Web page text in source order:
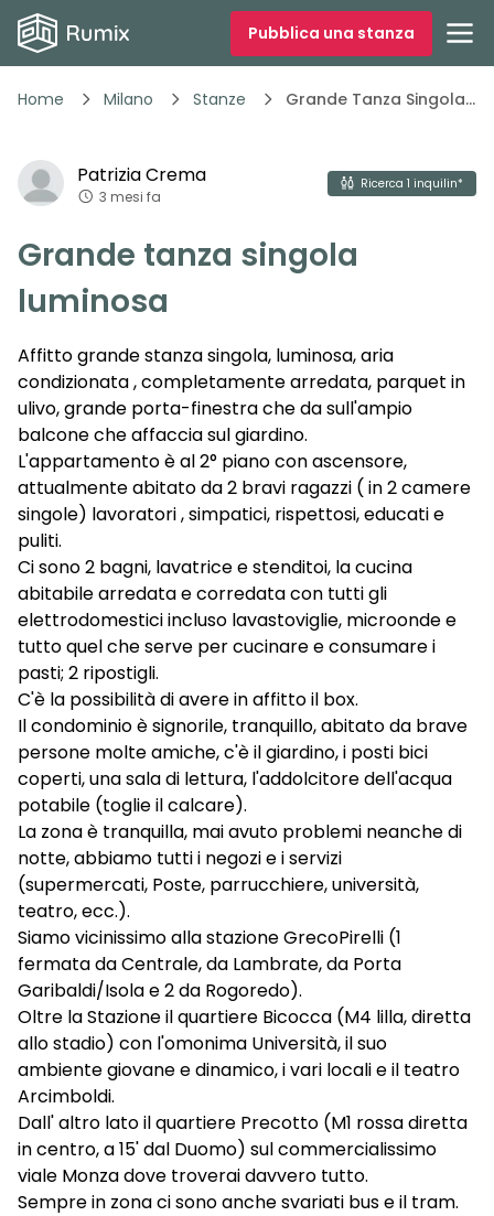
Pubblica una stanza
Home Milano Stanze Grande Tanza Singola Luminosa
1/
Vedi tutte14foto
PatriziaCrema
3 mesi fa
Ricerca 1 inquilin*
Grande tanza singola
luminosa
Affitto grande stanza singola, luminosa, aria
condizionata , completamente arredata, parquet in
ulivo, grande porta-finestra che da sull'ampio
balcone che affaccia sul giardino.
L'appartamento è al 2° piano con ascensore,
attualmente abitato da 2 bravi ragazzi ( in 2 camere
singole) lavoratori , simpatici, rispettosi, educati e
puliti.
Ci sono 2 bagni, lavatrice e stenditoi, la cucina
abitabile arredata e corredata con tutti gli
elettrodomestici incluso lavastoviglie, microonde e
tutto quel che serve per cucinare e consumare i
pasti; 2 ripostigli.
C'è la possibilità di avere in affitto il box.
Il condominio è signorile, tranquillo, abitato da brave
persone molte amiche, c'è il giardino, i posti bici
coperti, una sala di lettura, l'addolcitore dell'acqua
potabile (toglie il calcare).
La zona è tranquilla, mai avuto problemi neanche di
notte, abbiamo tutti i negozi e i servizi
(supermercati, Poste, parrucchiere, università,
teatro, ecc.).
Siamo vicinissimo alla stazione GrecoPirelli (1
fermata da Centrale, da Lambrate, da Porta
Garibaldi/Isola e 2 da Rogoredo).
Oltre la Stazione il quartiere Bicocca (M4 lilla, diretta
allo stadio) con l'omonima Università, il suo
ambiente giovane e dinamico, i vari locali e il teatro
Arcimboldi.
Dall' altro lato il quartiere Precotto (M1 rossa diretta
in centro, a 15' dal Duomo) sul commercialissimo
viale Monza dove troverai davvero tutto.
Sempre in zona ci sono anche svariati bus e il tram.